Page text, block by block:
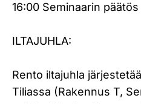
16:00 Seminaarin päätös
ILTAJUHLA:
Rento iltajuhla
Tiliassa (Rakennus T,